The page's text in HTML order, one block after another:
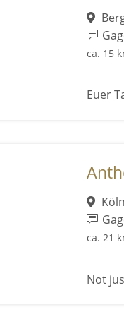
ca. 15
Euer
Köln
ca. 21
Not